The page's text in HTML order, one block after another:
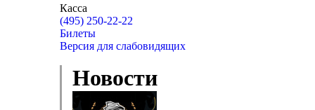
Касса
(495) 250-22-22
Билеты
Версия для слабовидящих
Новости